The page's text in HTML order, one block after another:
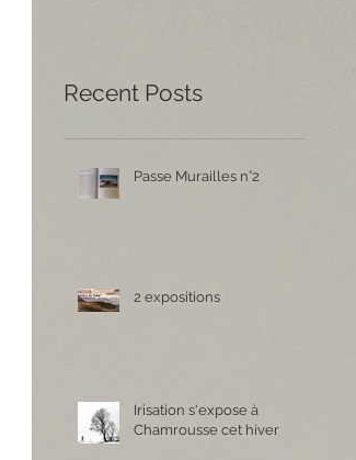
Recent Posts
Passe Murailles n°2
2 expositions
Irisation s'expose à
Chamrousse cet hiver